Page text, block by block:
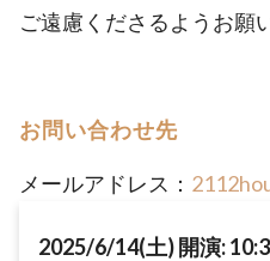
ご遠慮くださるようお願
お問い合わせ先
メールアドレス：
2025/6/14(土) 開演: